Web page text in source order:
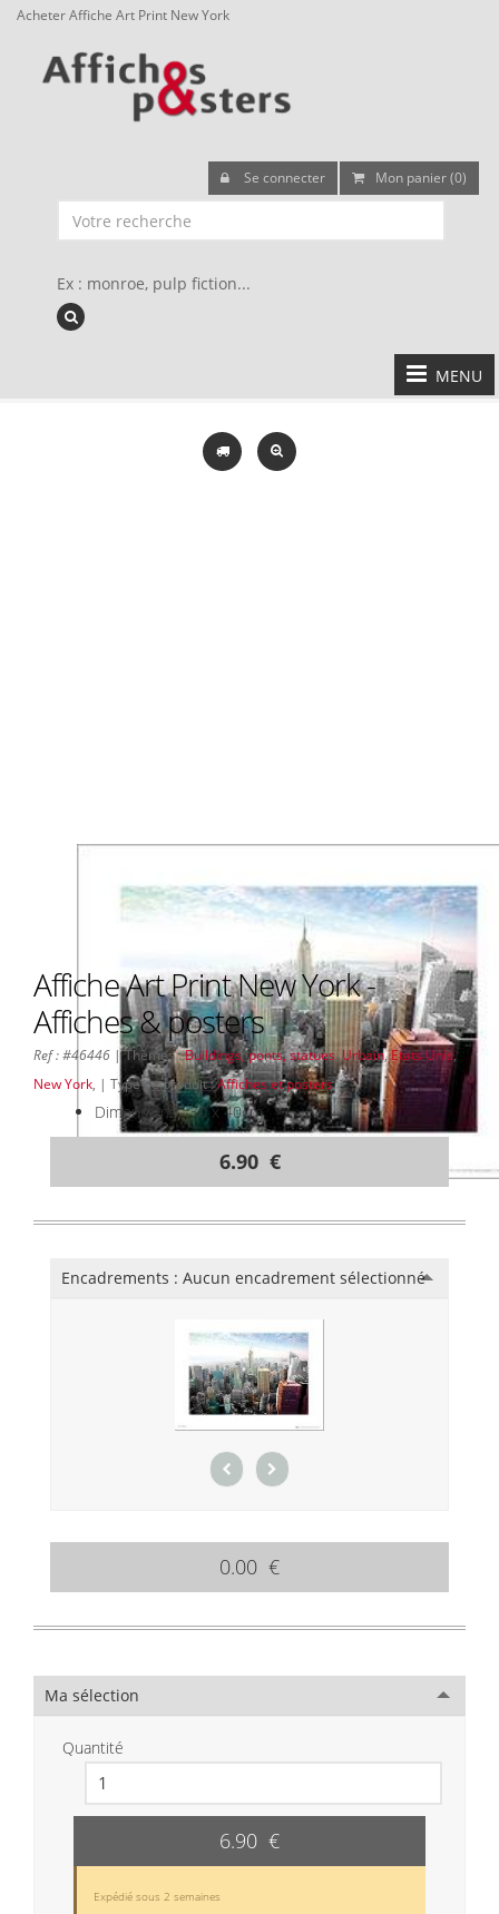
Acheter Affiche Art Print New York
Se connecter Mon panier (0)
Ex : monroe, pulp fiction...
MENU
Affiche Art Print New York -
Affiches & posters
Ref : #46446 | Thèmes :Buildings, ponts, statues,Urbain,Etats Unis,
New York , | Type de produit :Affiches et posters
Dimensions : 30 x 40cm
6.90 €
Encadrements : Aucun encadrement sélectionné
0.00 €
Ma sélection
Quantité
6.90 €
Expédié sous 2 semaines